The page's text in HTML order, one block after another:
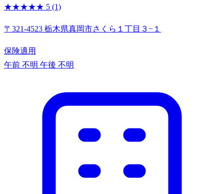
★★★★★ 5 (1)
〒321-4523 栃木県真岡市さくら１丁目３−１
保険適用
午前 不明 午後 不明